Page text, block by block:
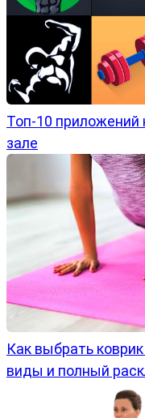
Топ-10 приложений
зале
Как выбрать
виды и полный